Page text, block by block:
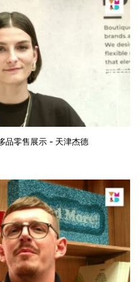
品零售展示 - 天津杰德